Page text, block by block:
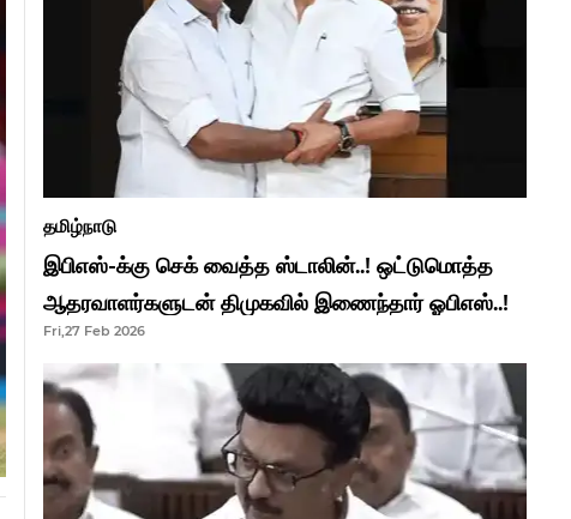
தமிழ்நாடு
இபிஎஸ்-க்கு செக் வைத்த ஸ்டாலின்..! ஒட்டுமொத்த
ஆதரவாளர்களுடன் திமுகவில் இணைந்தார் ஓபிஎஸ்..!
Fri,27 Feb 2026